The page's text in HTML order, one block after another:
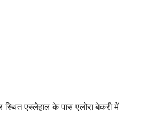
स्थित एस्लेहाल के पास एलोरा बेकरी में